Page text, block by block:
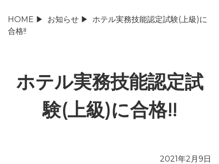
HOME ▶ お知らせ ▶ ホテル実務技能認定試験(上級)に
合格!!
ホテル実務技能認定試
験(上級)に合格!!
2021年2月9日